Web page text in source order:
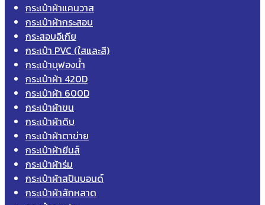
กระเป๋าผ้าแคนวาส
กระเป๋าผ้ากระสอบ
กระสอบอีเกีย
กระเป๋า PVC (ใสและสี)
กระเป๋าบุฟองน้ำ
กระเป๋าผ้า 420D
กระเป๋าผ้า 600D
กระเป๋าผ้าขน
กระเป๋าผ้าดิบ
กระเป๋าผ้าตาข่าย
กระเป๋าผ้ายีนส์
กระเป๋าผ้าร่ม
กระเป๋าผ้าสปันบอนด์
กระเป๋าผ้าสักหลาด